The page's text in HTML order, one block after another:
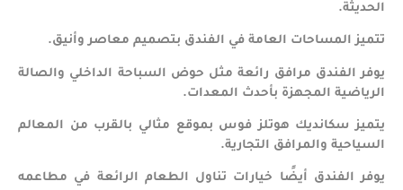
الحديثة.
تتميز المساحات العامة في الفندق بتصميم معاصر وأنيق.
يوفر الفندق مرافق رائعة مثل حوض السباحة الداخلي والصالة
الرياضية المجهزة بأحدث المعدات.
يتميز سكانديك هوتلز فوس بموقع مثالي بالقرب من المعالم
السياحية والمرافق التجارية.
يوفر الفندق أيضًا خيارات تناول الطعام الرائعة في مطاعمه